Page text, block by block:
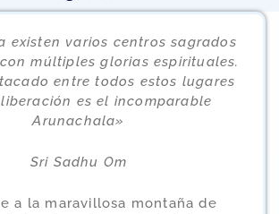
existen varios centros sagrados
múltiples glorias espirituales.
entre todos estos lugares
es el incomparable
Arunachala»
Sri Sadhu Om
a la maravillosa montaña de